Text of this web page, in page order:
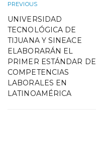
PREVIOUS
UNIVERSIDAD
TECNOLÓGICA DE
TIJUANA Y SINEACE
ELABORARÁN EL
PRIMER ESTÁNDAR DE
COMPETENCIAS
LABORALES EN
LATINOAMÉRICA